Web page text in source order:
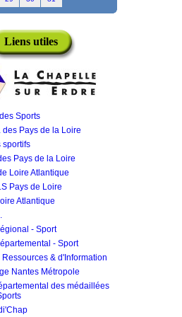
Liens utiles
Sports
des Pays de la Loire
sportifs
Pays de la Loire
Loire Atlantique
Pays de Loire
Atlantique
- Sport
- Sport
& d'Information
Nantes Métropole
des médaillées